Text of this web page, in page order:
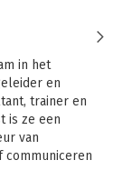
in het
en
trainer en
is ze een
van